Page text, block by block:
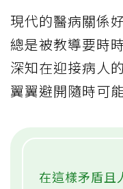
現代的醫病關係
總是被教導要時
深知在迎接病人
翼翼避開隨時可
在這樣矛盾且